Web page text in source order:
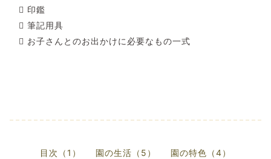
 印鑑
 筆記用具
 お子さんとのお出かけに必要なもの一式
目次（1） 園の生活（5）
園の特色（4）